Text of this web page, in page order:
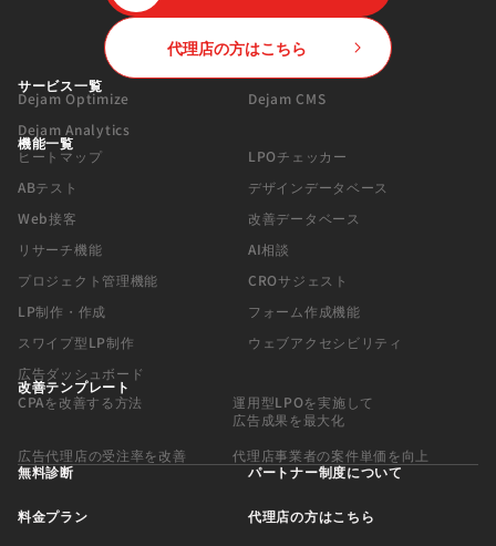
代理店の方はこちら
サービス一覧
Dejam Optimize
Dejam CMS
Dejam Analytics
機能一覧
ヒートマップ
LPOチェッカー
ABテスト
デザインデータベース
Web接客
改善データベース
リサーチ機能
AI相談
プロジェクト管理機能
CROサジェスト
LP制作・作成
フォーム作成機能
スワイプ型LP制作
ウェブアクセシビリティ
広告ダッシュボード
改善テンプレート
CPAを改善する方法
運用型LPOを実施して
広告成果を最大化
広告代理店の受注率を改善
代理店事業者の案件単価を向上
無料診断
パートナー制度について
料金プラン 代理店の方はこちら